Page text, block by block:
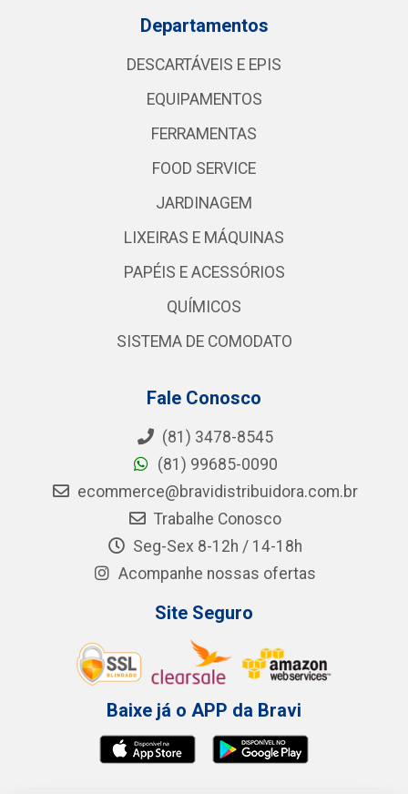
Departamentos
DESCARTÁVEIS E EPIS
EQUIPAMENTOS
FERRAMENTAS
FOOD SERVICE
JARDINAGEM
LIXEIRAS E MÁQUINAS
PAPÉIS E ACESSÓRIOS
QUÍMICOS
SISTEMA DE COMODATO
Fale Conosco
(81) 3478-8545
(81) 99685-0090
ecommerce@bravidistribuidora.com.br
Trabalhe Conosco
Seg-Sex 8-12h / 14-18h
Acompanhe nossas ofertas
Site Seguro
Baixe já o APP da Bravi